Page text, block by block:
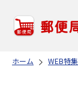
ホーム WEB特集